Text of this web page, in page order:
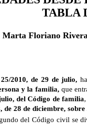
TABLA
Marta Floriano
2010, de 29 de julio,
y la familia, que
del Código de familia
de 28 de diciembre,
del Código civil se